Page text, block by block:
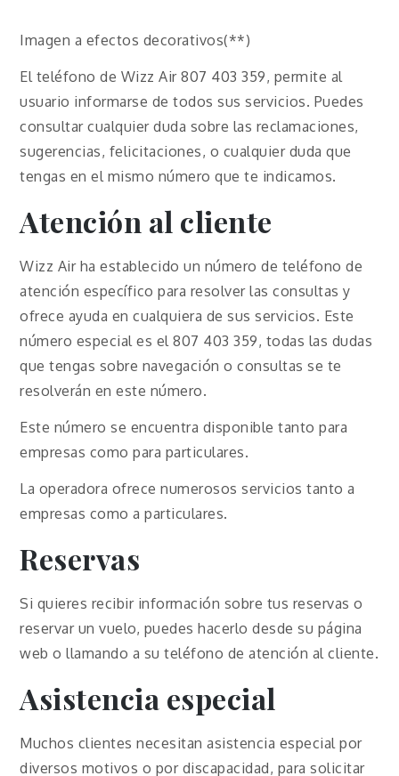
Imagen a efectos decorativos(**)
El teléfono de Wizz Air 807 403 359, permite al
usuario informarse de todos sus servicios. Puedes
consultar cualquier duda sobre las reclamaciones,
sugerencias, felicitaciones, o cualquier duda que
tengas en el mismo número que te indicamos.
Atención al cliente
Wizz Air ha establecido un número de teléfono de
atención específico para resolver las consultas y
ofrece ayuda en cualquiera de sus servicios. Este
número especial es el 807 403 359, todas las dudas
que tengas sobre navegación o consultas se te
resolverán en este número.
Este número se encuentra disponible tanto para
empresas como para particulares.
La operadora ofrece numerosos servicios tanto a
empresas como a particulares.
Reservas
Si quieres recibir información sobre tus reservas o
reservar un vuelo, puedes hacerlo desde su página
web o llamando a su teléfono de atención al cliente.
Asistencia especial
Muchos clientes necesitan asistencia especial por
diversos motivos o por discapacidad, para solicitar